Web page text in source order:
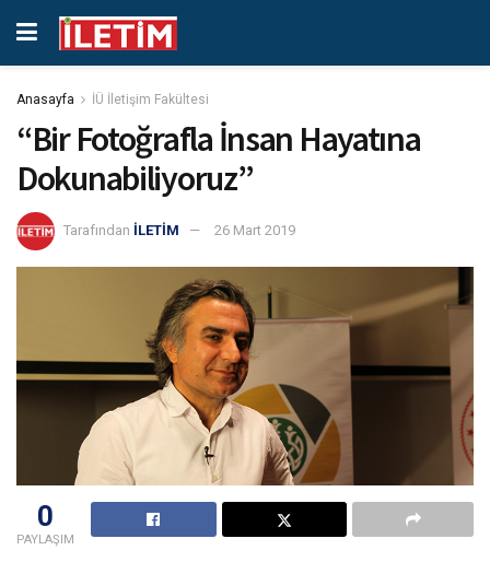
Anasayfa İÜ İletişim Fakültesi
“Bir Fotoğrafla İnsan Hayatına
Dokunabiliyoruz”
Tarafından İLETİM 26 Mart 2019
0
PAYLAŞIM